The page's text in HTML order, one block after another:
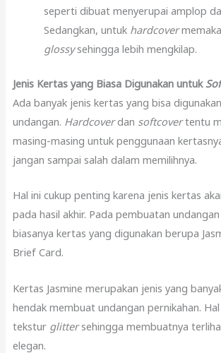
seperti dibuat menyerupai amplop
Sedangkan, untuk hardcover
glossysehingga lebih mengkilap.
Jenis Kertas yang Biasa Digunakan untuk
Ada banyak jenis kertas yang bisa
undangan. Hardcoverdan softcovertentu
masing-masing untuk penggunaan
jangan sampai salah dalam memilihnya.
Hal ini cukup penting karena jenis kertas
pada hasil akhir. Pada pembuatan undangan
biasanya kertas yang digunakan berupa
Brief Card.
Kertas Jasmine merupakan jenis yang
hendak membuat undangan pernikahan.
tekstur glittersehingga membuatnya
elegan.